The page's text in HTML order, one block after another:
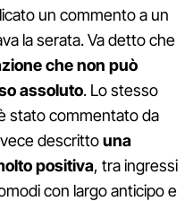
un commento a un
la serata. Va detto che
che non può
assoluto. Lo stesso
stato commentato da
descrittouna
positiva, tra ingressi
con largo anticipo e